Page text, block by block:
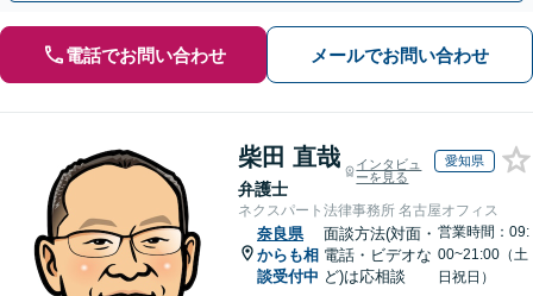
電話でお問い合わせ メールでお問い合わせ
柴田 直哉
弁護士
インタビュ
ーを見る
愛知県
ネクスパート法律事務所 名古屋オフィス
奈良県
からも相
談受付中
面談方法(対面・
電話・ビデオな
ど)は応相談
営業時間：09:
00~21:00（土
日祝日）